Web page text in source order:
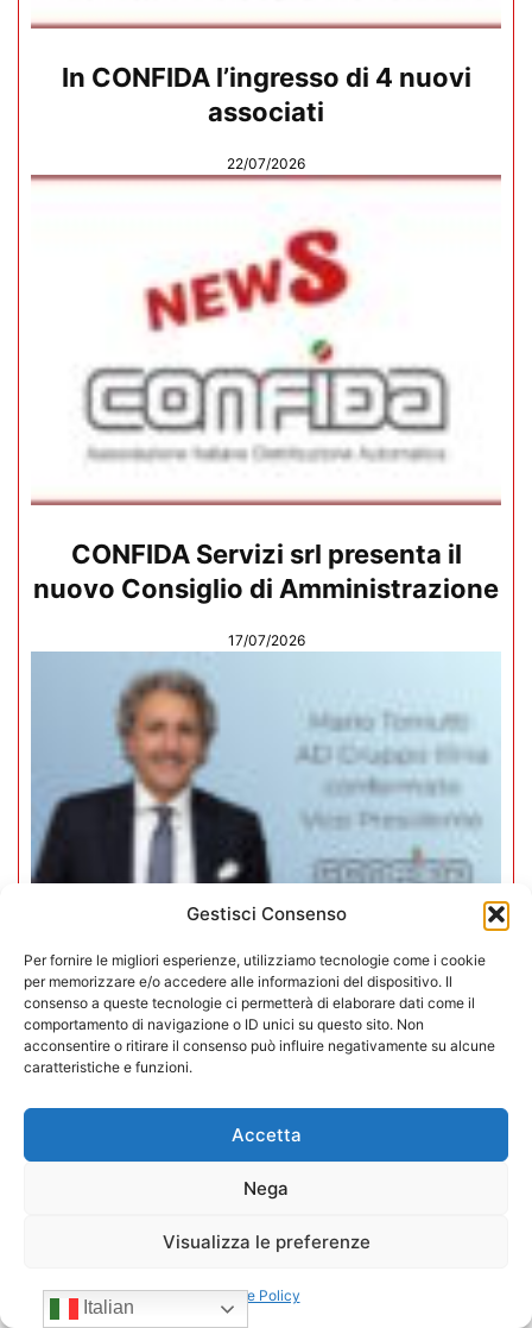
Gestisci Consenso
Per fornire le migliori esperienze, utilizziamo tecnologie come i cookie
per memorizzare e/o accedere alle informazioni del dispositivo. Il
consenso a queste tecnologie ci permetterà di elaborare dati come il
comportamento di navigazione o ID unici su questo sito. Non
acconsentire o ritirare il consenso può influire negativamente su alcune
caratteristiche e funzioni.
Accetta
Nega
Visualizza le preferenze
Cookie Policy
In CONFIDA l’ingresso di 4 nuovi
associati
22/07/2026
CONFIDA Servizi srl presenta il
nuovo Consiglio di Amministrazione
17/07/2026
Mario Toniutti confermato Vice
Presidente di CONFIDA per il
Italian